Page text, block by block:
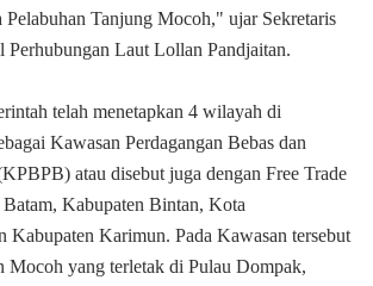
Tanjung Mocoh," ujar Sekretaris
Perhubungan Laut Lollan Pandjaitan.
telah menetapkan 4 wilayah di
Kawasan Perdagangan Bebas dan
atau disebut juga dengan Free Trade
Kabupaten Bintan, Kota
Kabupaten Karimun. Pada Kawasan tersebut
Mocoh yang terletak di Pulau Dompak,